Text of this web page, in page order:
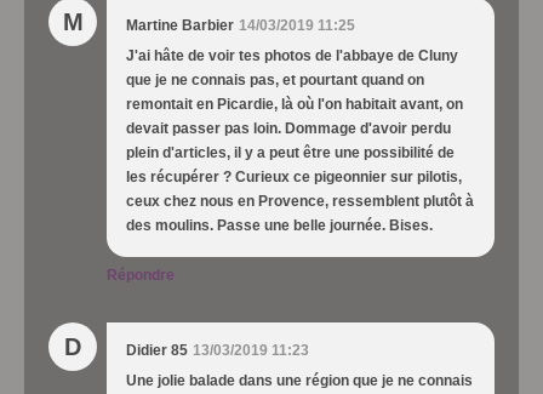
M Martine Barbier 14/03/2019 11:25
J'ai hâte de voir tes photos de l'abbaye de Cluny
que je ne connais pas, et pourtant quand on
remontait en Picardie, là où l'on habitait avant, on
devait passer pas loin. Dommage d'avoir perdu
plein d'articles, il y a peut être une possibilité de
les récupérer ? Curieux ce pigeonnier sur pilotis,
ceux chez nous en Provence, ressemblent plutôt à
des moulins. Passe une belle journée. Bises.
Répondre
D Didier 85 13/03/2019 11:23
Une jolie balade dans une région que je ne connais